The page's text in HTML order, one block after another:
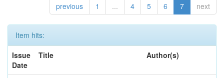
previous 1 ... 4 5 6 7 next
Item hits:
Issue
Date
Title Author(s)